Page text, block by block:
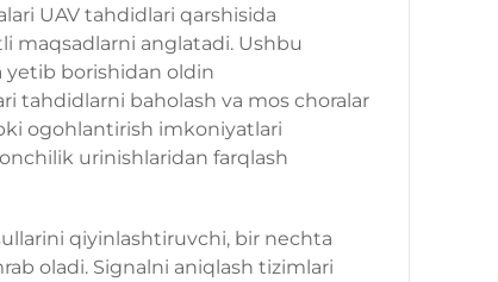
UAV tahdidlari qarshisida
maqsadlarni anglatadi. Ushbu
yetib borishidan oldin
tahdidlarni baholash va mos choralar
ogohlantirish imkoniyatlari
urinishlaridan farqlash
qiyinlashtiruvchi, bir nechta
oladi. Signalni aniqlash tizimlari